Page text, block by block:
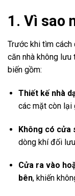
1. Vì sao
Trước khi tìm cách
căn nhà không
biến gồm:
Thiết kế nhà
các mặt còn lại
Không có cửa
dòng khí đối
Cửa ra vào
bên, khiến